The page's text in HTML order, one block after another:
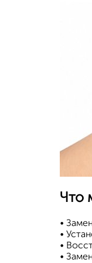
Что
•
•
•
•